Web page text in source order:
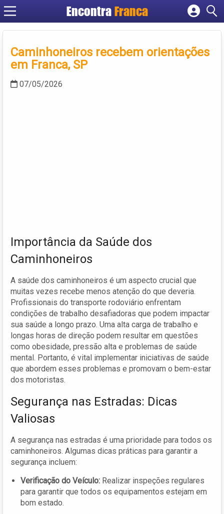
Encontra Franca
Cadastrar empresa
Criar conta
Caminhoneiros recebem orientações
em Franca, SP
07/05/2026
Importância da Saúde dos
Caminhoneiros
A saúde dos caminhoneiros é um aspecto crucial que
muitas vezes recebe menos atenção do que deveria.
Profissionais do transporte rodoviário enfrentam
condições de trabalho desafiadoras que podem impactar
sua saúde a longo prazo. Uma alta carga de trabalho e
longas horas de direção podem resultar em questões
como obesidade, pressão alta e problemas de saúde
mental. Portanto, é vital implementar iniciativas de saúde
que abordem esses problemas e promovam o bem-estar
dos motoristas.
Segurança nas Estradas: Dicas
Valiosas
A segurança nas estradas é uma prioridade para todos os
caminhoneiros. Algumas dicas práticas para garantir a
segurança incluem:
Verificação do Veículo: Realizar inspeções regulares
para garantir que todos os equipamentos estejam em
bom estado.